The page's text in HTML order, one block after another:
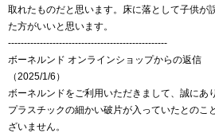
取れたものだと思います。床に落として子供が
た方がいいと思います。
--------------------------------------------------
ボーネルンド オンラインショップからの返信
（2025/1/6）
ボーネルンドをご利用いただきまして、誠にあ
プラスチックの細かい破片が入っていたとのこ
ざいません。